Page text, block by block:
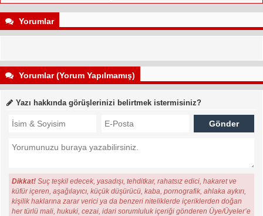
Yorumlar
Yorumlar (Yorum Yapılmamış)
Yazı hakkında görüşlerinizi belirtmek istermisiniz?
Dikkat! Suç teşkil edecek, yasadışı, tehditkar, rahatsız edici, hakaret ve
küfür içeren, aşağılayıcı, küçük düşürücü, kaba, pornografik, ahlaka aykırı,
kişilik haklarına zarar verici ya da benzeri niteliklerde içeriklerden doğan
her türlü mali, hukuki, cezai, idari sorumluluk içeriği gönderen Üye/Üyeler’e